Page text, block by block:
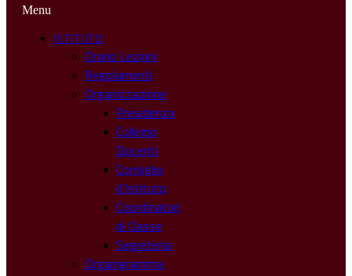
Menu
ISTITUTO
Orario Lezioni
Regolamenti
Organizzazione
Presidenza
Collegio
Docenti
Consiglio
d’Istituto
Coordinatori
di Classe
Segreteria
Organigramma